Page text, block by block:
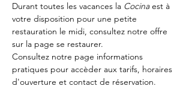
Durant toutes les vacances la Cocina est à
votre disposition pour une petite
restauration le midi, consultez notre offre
sur la page se restaurer.
Consultez notre page informations
pratiques pour accèder aux tarifs, horaires
d'ouverture et contact de réservation.